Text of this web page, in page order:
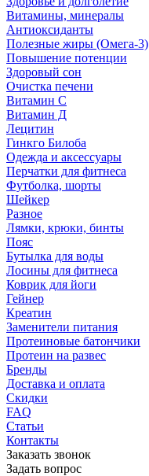
Витамины, минералы
Антиоксиданты
Полезные жиры (Омега-3)
Повышение потенции
Здоровый сон
Очистка печени
Витамин С
Витамин Д
Лецитин
Гинкго Билоба
Одежда и аксессуары
Перчатки для фитнеса
Футболка, шорты
Шейкер
Разное
Лямки, крюки, бинты
Пояс
Бутылка для воды
Лосины для фитнеса
Коврик для йоги
Гейнер
Креатин
Заменители питания
Протеиновые батончики
Протеин на развес
Бренды
Доставка и оплата
Скидки
FAQ
Статьи
Контакты
Заказать звонок
Задать вопрос